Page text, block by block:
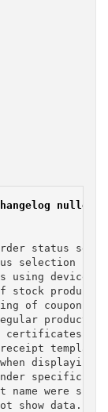
nulled
status
selection
using device
products
of coupons
products
certificates.
template
displaying
specific
were shown
show data.